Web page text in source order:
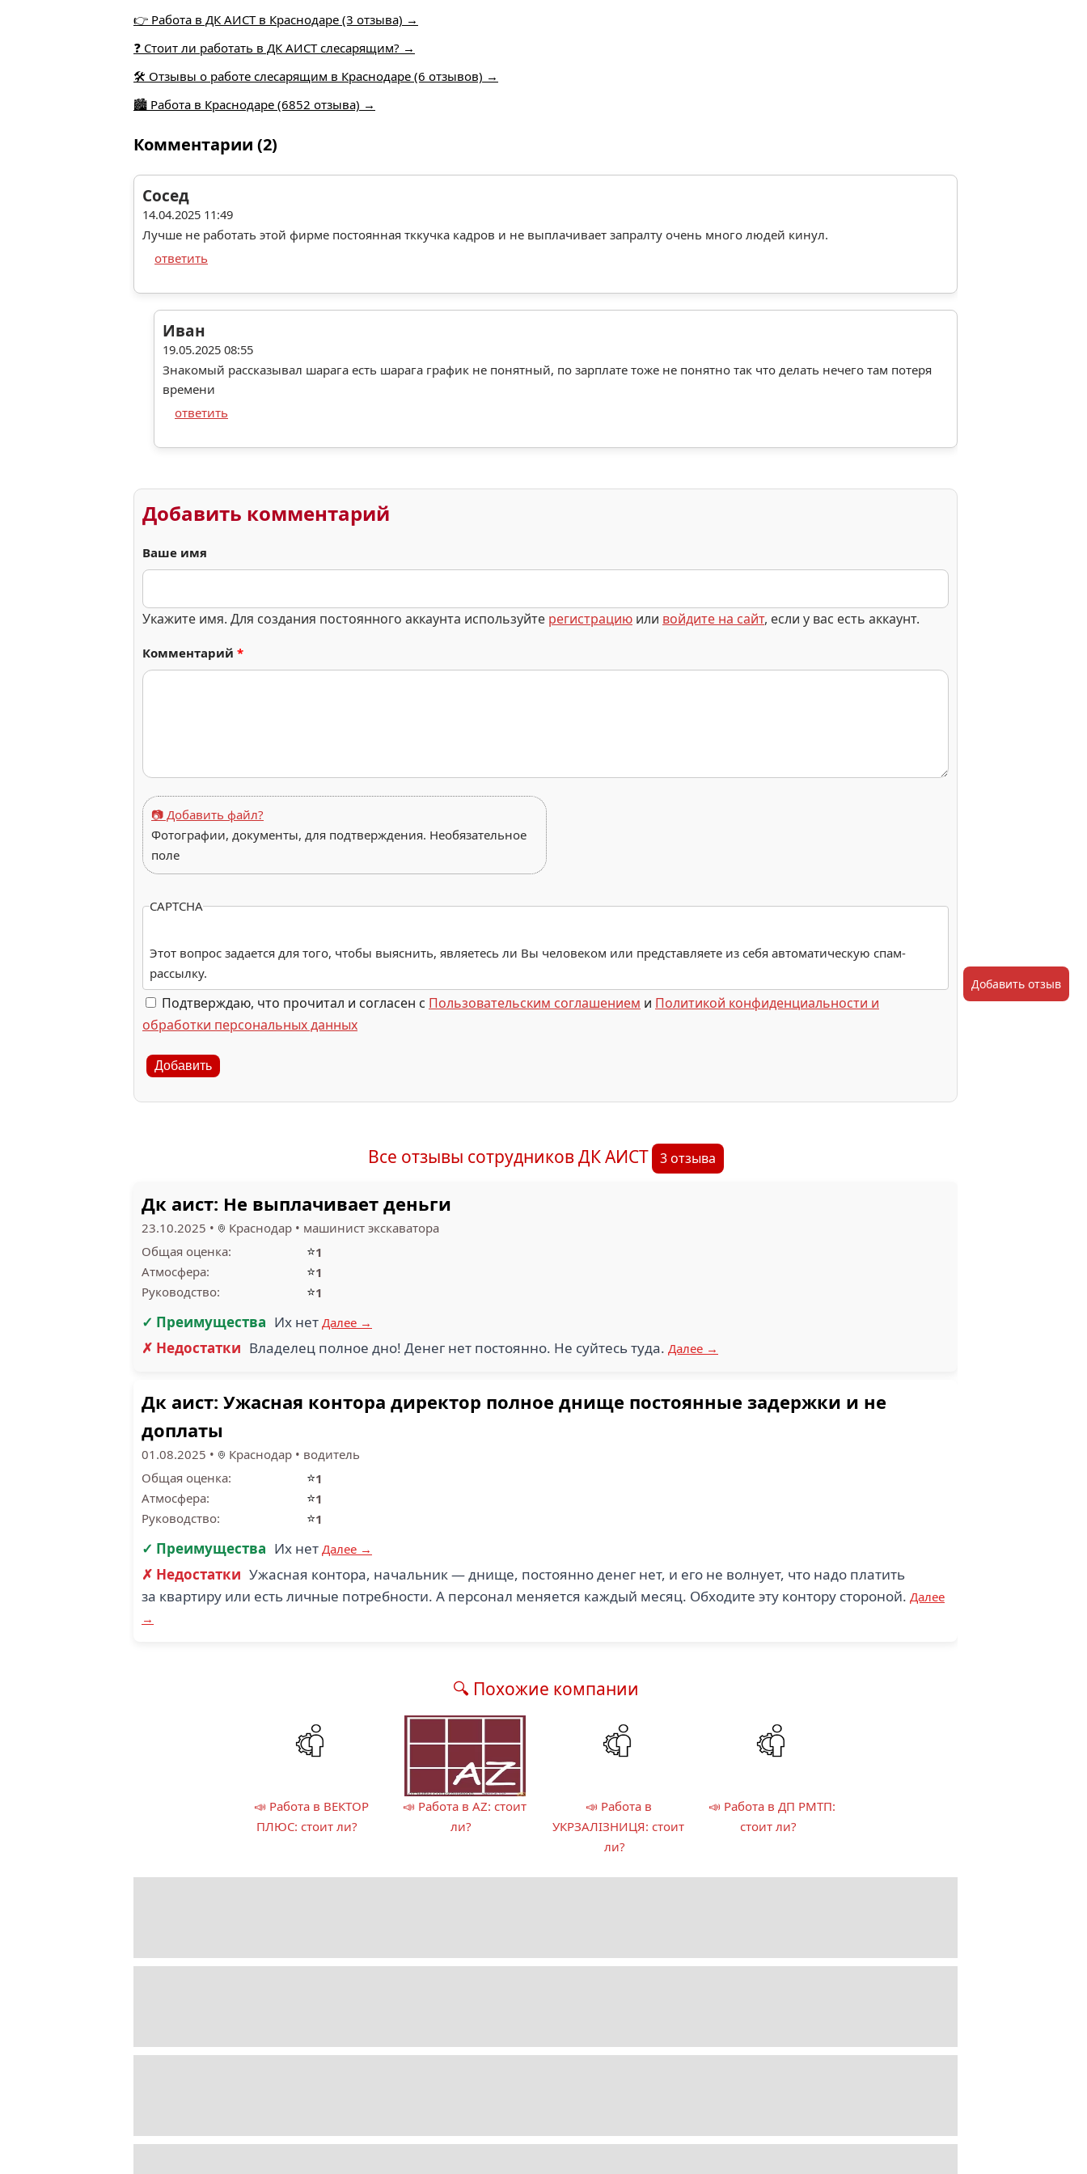
👉 Работа в ДК АИСТ в Краснодаре (3 отзыва) →
❓ Стоит ли работать в ДК АИСТ слесарящим? →
🛠️ Отзывы о работе слесарящим в Краснодаре (6 отзывов) →
🏙️ Работа в Краснодаре (6852 отзыва) →
Комментарии (2)
Сосед
14.04.2025 11:49
Лучше не работать этой фирме постоянная тккучка кадров и не выплачивает запралту очень много людей кинул.
ответить
Иван
19.05.2025 08:55
Знакомый рассказывал шарага есть шарага график не понятный, по зарплате тоже не понятно так что делать нечего там потеря
времени
ответить
Добавить комментарий
Ваше имя
Укажите имя. Для создания постоянного аккаунта используйте регистрацию или войдите на сайт, если у вас есть аккаунт.
Комментарий *
📷 Добавить файл?
Фотографии, документы, для подтверждения. Необязательное
поле
CAPTCHA
Этот вопрос задается для того, чтобы выяснить, являетесь ли Вы человеком или представляете из себя автоматическую спам-
рассылку.
Подтверждаю, что прочитал и согласен с Пользовательским соглашением и Политикой конфиденциальности и
обработки персональных данных
Добавить
Все отзывы сотрудников ДК АИСТ 3 отзыва
Дк аист: Не выплачивает деньги
23.10.2025 • Краснодар • машинист экскаватора
Общая оценка:
⭐1
Атмосфера:
⭐1
Руководство:
⭐1
✓ Преимущества Их нет Далее →
✗ Недостатки Владелец полное дно! Денег нет постоянно. Не суйтесь туда. Далее →
Дк аист: Ужасная контора директор полное днище постоянные задержки и не
доплаты
01.08.2025 • Краснодар • водитель
Общая оценка:
⭐1
Атмосфера:
⭐1
Руководство:
⭐1
✓ Преимущества Их нет Далее →
✗ Недостатки Ужасная контора, начальник — днище, постоянно денег нет, и его не волнует, что надо платить
за квартиру или есть личные потребности. А персонал меняется каждый месяц. Обходите эту контору стороной. Далее
→
🔍 Похожие компании
📣 Работа в ВЕКТОР
ПЛЮС: стоит ли?
📣 Работа в AZ: стоит
ли?
📣 Работа в
УКРЗАЛІЗНИЦЯ: стоит
ли?
📣 Работа в ДП РМТП:
стоит ли?
Добавить отзыв